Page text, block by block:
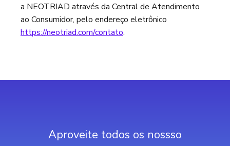
a NEOTRIAD através da Central de Atendimento
ao Consumidor, pelo endereço eletrônico
https://neotriad.com/contato.
Aproveite todos os nossso